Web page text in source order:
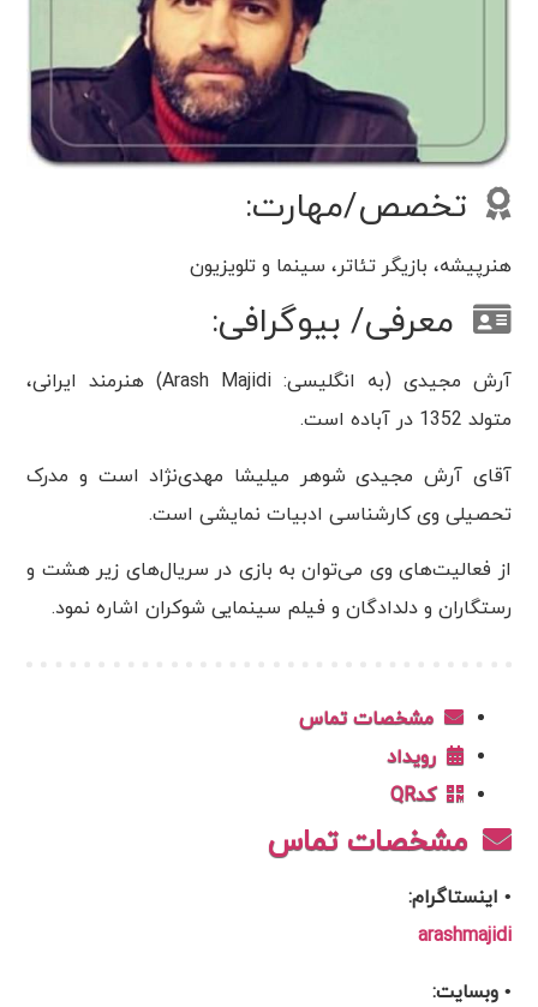
تخصص/مهارت:
هنرپیشه، بازیگر تئاتر، سینما و تلویزیون
معرفی/ بیوگرافی:
آرش مجیدی (به انگلیسی: Arash Majidi) هنرمند ایرانی،
متولد 1352 در آباده است.
آقای آرش مجیدی شوهر میلیشا مهدی‌نژاد است و مدرک
تحصیلی وی کارشناسی ادبیات نمایشی است.
از فعالیت‌های وی می‌توان به بازی در سریال‌های زیر هشت و
رستگاران و دلدادگان و فیلم سینمایی شوکران اشاره نمود.
مشخصات تماس
رویداد
کدQR
مشخصات تماس
• اینستاگرام:
arashmajidi
• وبسایت: